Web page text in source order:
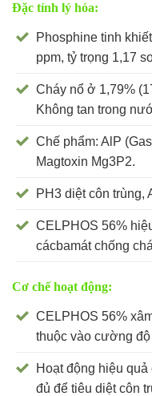
Đặc tính lý hóa:
Phosphine tinh
ppm, tỷ trọng 1,17
Cháy nổ ở 1,79%
Không tan trong
Chế phẩm: AlP
Magtoxin Mg3P2.
PH3 diệt côn trùng,
CELPHOS 56%
cácbamát chống
Cơ chế hoạt động:
CELPHOS 56%
thuộc vào cường
Hoạt động hiệu
đủ để tiêu diệt côn